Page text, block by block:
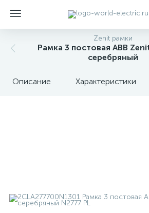
Zenit рамки
Рамка 3 постовая ABB
серебряный
Описание Характеристики